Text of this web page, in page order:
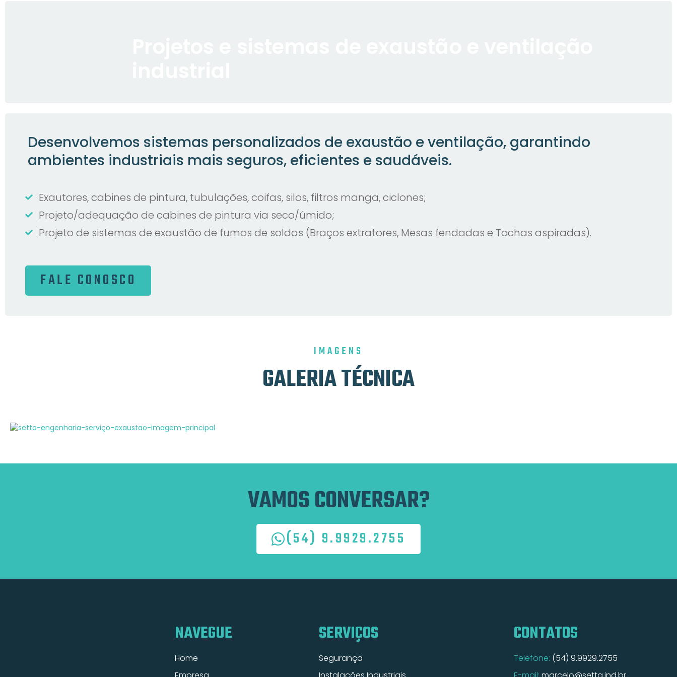
Desenvolvemos sistemas personalizados de exaustão e ventilação, garantindo
ambientes industriais mais seguros, eficientes e saudáveis.
Exautores, cabines de pintura, tubulações, coifas, silos, filtros manga, ciclones;
Projeto/adequação de cabines de pintura via seco/úmido;
Projeto de sistemas de exaustão de fumos de soldas (Braços extratores, Mesas fendadas e Tochas aspiradas).
FALE CONOSCO
IMAGENS
GALERIA TÉCNICA
VAMOS CONVERSAR?
(54) 9.9929.2755
NAVEGUE
Home
SERVIÇOS
Segurança
CONTATOS
Telefone: (54) 9.9929.2755